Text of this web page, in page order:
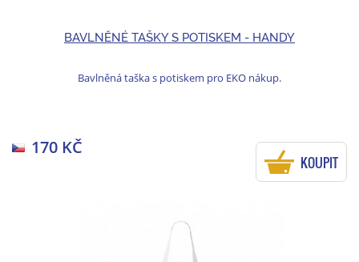
BAVLNĚNÉ TAŠKY S POTISKEM - HANDY
Bavlněná taška s potiskem pro EKO nákup.
170 KČ
KOUPIT